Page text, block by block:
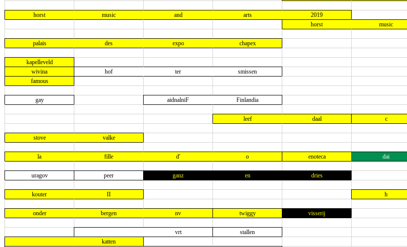
horst music and arts
2019
horst
music
palais
des expo chapex
kapelleveld
wivina
hof ter
smissen
famous
gay aidnalniF Finlandia
leef daal c
stove valke
la fille d' o enoteca dai
uragov peer ganz en dries
kouter II h
onder bergen nv twiggy visserij
vrt stallen
katten